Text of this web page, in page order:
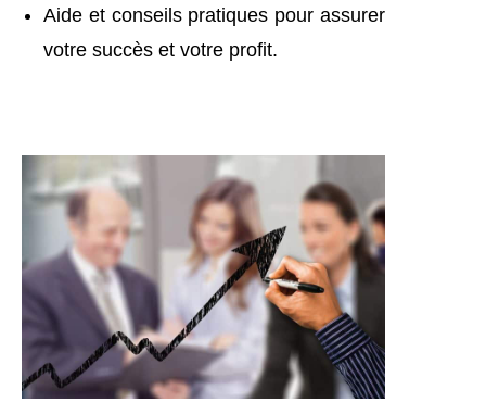
Aide et conseils pratiques pour assurer
votre succès et votre profit.